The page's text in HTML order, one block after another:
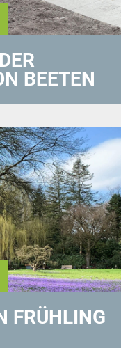
BEETEN
FRÜHLING